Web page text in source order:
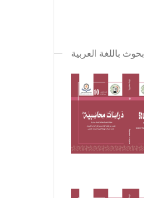
بحوث باللغة العربية